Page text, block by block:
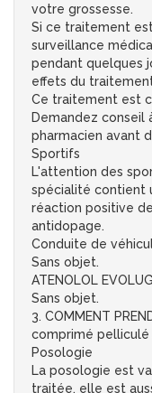
votre grossesse.
Si ce traitement
surveillance
pendant quelques
effets du
Ce traitement est
Demandez conseil
pharmacien avant
Sportifs
L'attention des
spécialité contient
réaction positive
antidopage.
Conduite de
Sans objet.
ATENOLOL
Sans objet.
3. COMMENT
comprimé pelliculé
Posologie
La posologie est
traitée, elle est